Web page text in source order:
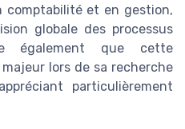
comptabilité et en gestion,
globale des processus
également que cette
lors de sa recherche
particulièrement